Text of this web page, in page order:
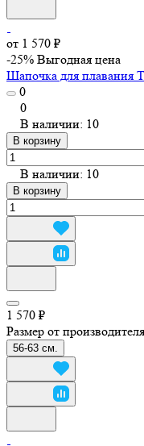
от 1 570 ₽
-25% Выгодная цена
Шапочка для плавания
0
0
В наличии: 10
В корзину
В наличии: 10
В корзину
1 570 ₽
Размер от
56-63 см.